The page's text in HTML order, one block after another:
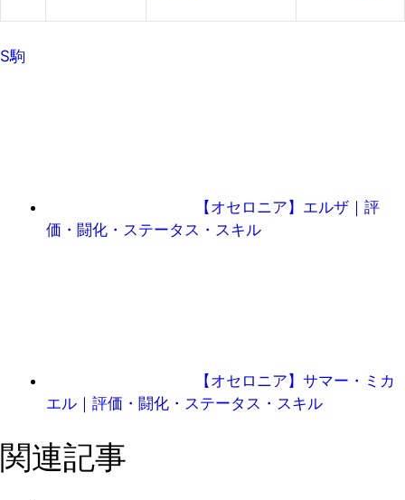
S駒
【オセロニア】エルザ｜評
価・闘化・ステータス・スキル
【オセロニア】サマー・ミカ
エル｜評価・闘化・ステータス・スキル
関連記事